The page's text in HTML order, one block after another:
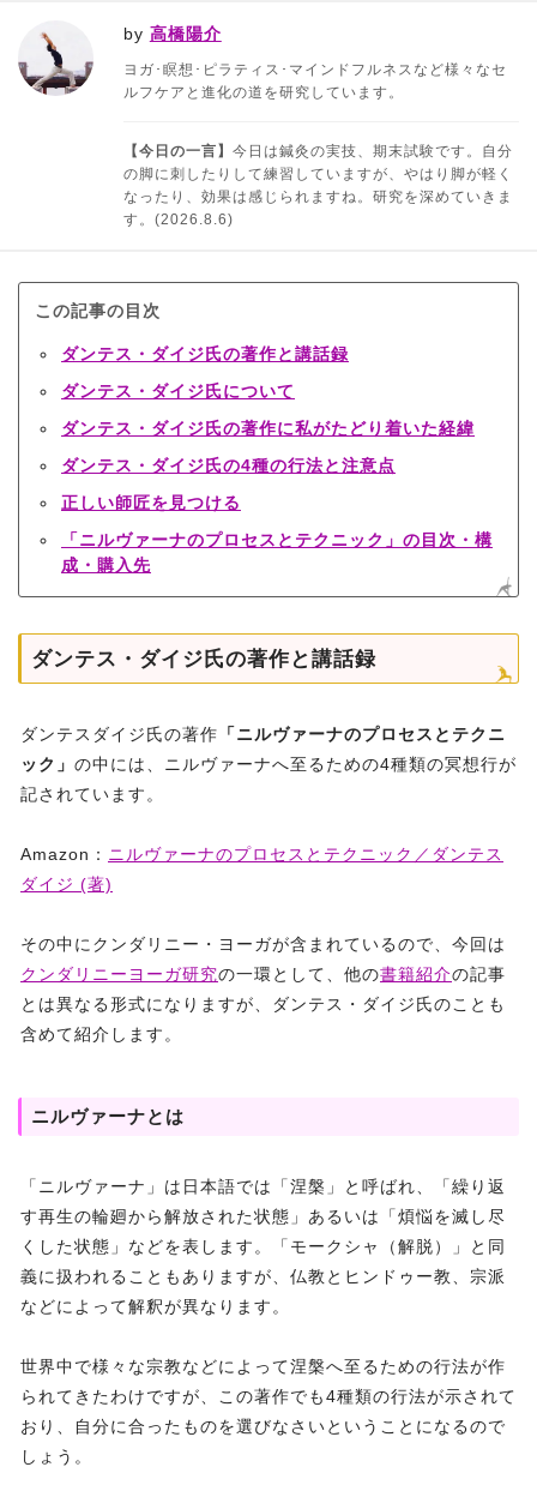
by 高橋陽介
ヨガ･瞑想･ピラティス･マインドフルネスなど様々なセ
ルフケアと進化の道を研究しています。
【今日の一言】 今日は鍼灸の実技、期末試験です。自分
の脚に刺したりして練習していますが、やはり脚が軽く
なったり、効果は感じられますね。研究を深めていきま
す。(2026.8.6)
この記事の目次
ダンテス・ダイジ氏の著作と講話録
ダンテス・ダイジ氏について
ダンテス・ダイジ氏の著作に私がたどり着いた経緯
ダンテス・ダイジ氏の4種の行法と注意点
正しい師匠を見つける
「ニルヴァーナのプロセスとテクニック」の目次・構
成・購入先
ダンテス・ダイジ氏の著作と講話録
ダンテスダイジ氏の著作 「ニルヴァーナのプロセスとテクニ
ック」 の中には、ニルヴァーナへ至るための4種類の冥想行が
記されています。
Amazon： ニルヴァーナのプロセスとテクニック／ダンテス
ダイジ (著)
その中にクンダリニー・ヨーガが含まれているので、今回は
クンダリニーヨーガ研究の一環として、他の書籍紹介の記事
とは異なる形式になりますが、ダンテス・ダイジ氏のことも
含めて紹介します。
ニルヴァーナとは
「ニルヴァーナ」は日本語では「涅槃」と呼ばれ、「繰り返
す再生の輪廻から解放された状態」あるいは「煩悩を滅し尽
くした状態」などを表します。「モークシャ（解脱）」と同
義に扱われることもありますが、仏教とヒンドゥー教、宗派
などによって解釈が異なります。
世界中で様々な宗教などによって涅槃へ至るための行法が作
られてきたわけですが、この著作でも4種類の行法が示されて
おり、自分に合ったものを選びなさいということになるので
しょう。